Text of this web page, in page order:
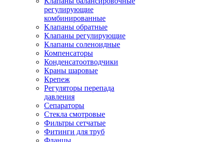
регулирующие
комбинированные
Клапаны обратные
Клапаны регулирующие
Клапаны соленоидные
Компенсаторы
Конденсатоотводчики
Краны шаровые
Крепеж
Регуляторы перепада
давления
Сепараторы
Стекла смотровые
Фильтры сетчатые
Фитинги для труб
Фланцы